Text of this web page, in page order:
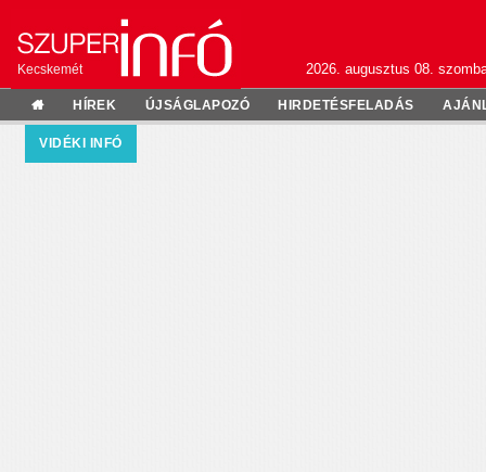
Kecskemét 2026. augusztus 08.
HÍREK ÚJSÁGLAPOZÓ HIRDETÉSFELADÁS
VIDÉKI INFÓ